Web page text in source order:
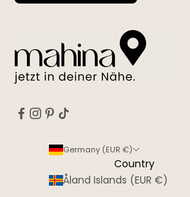
Germany (EUR €)
Country
Åland Islands (EUR €)